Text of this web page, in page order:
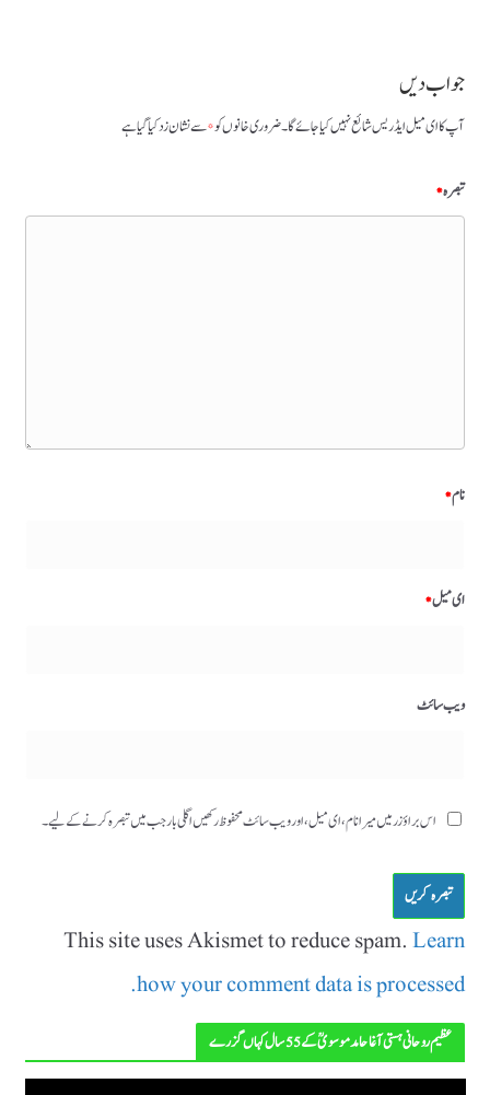
جواب دیں
آپ کا ای میل ایڈریس شائع نہیں کیا جائے گا۔ضروری خانوں کو*سے نشان زد کیا گیا ہے
تبصرہ*
نام*
ای میل*
ویب‌ سائٹ
اس براؤزر میں میرا نام، ای میل، اور ویب سائٹ محفوظ رکھیں اگلی بار جب میں تبصرہ کرنے کےلیے۔
This site uses Akismet to reduce spam.Learn
how your comment data is processed.
عظیم روحانی ہستی آغا حامد موسویؒ کے 55 سال کہاں گزرے